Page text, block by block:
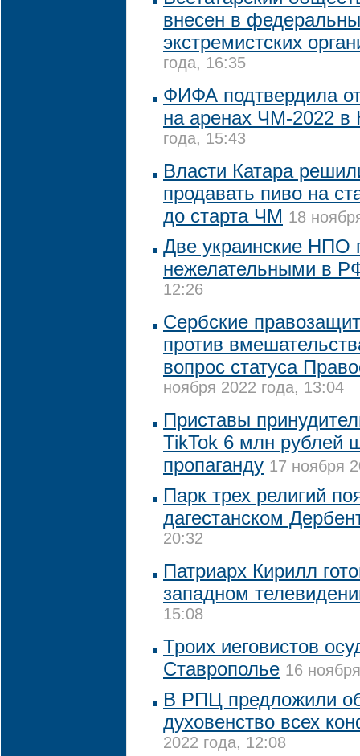
внесен в
экстремистских
года, 16:35
ФИФА подтвердила
на аренах ЧМ-2022 в
года, 15:43
Власти Катара
продавать пиво на
до старта ЧМ 18
Две украинские НПО
нежелательными в
12:26
Сербские
против
вопрос статуса
ноября 2022 года, 13:04
Приставы
TikTok 6 млн рублей
пропаганду 17 ноября
Парк трех религий
дагестанском
20:32
Патриарх Кирилл
западном
15:08
Троих иеговистов
Ставрополье 16
В РПЦ предложили
духовенство всех
2022 года, 12:08